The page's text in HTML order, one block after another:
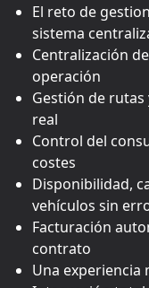
El reto de
sistema
Centralización
operación
Gestión de
real
Control del
costes
Disponibilidad,
vehículos sin
Facturación
contrato
Una experiencia